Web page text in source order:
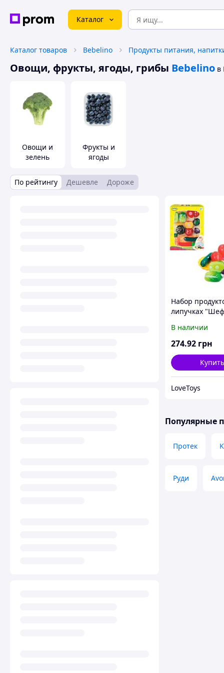
Каталог
Каталог товаров Bebelino Продукты питания,
Овощи, фрукты, ягоды, грибы Bebelino в
Овощи и
зелень
Фрукты и
ягоды
По рейтингу Дешевле Дороже
Набор
липучках
В наличии
274.92 грн
LoveToys
Популярные
Протек
Руди